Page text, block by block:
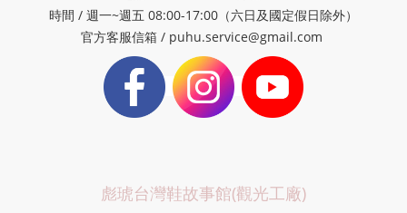
時間 / 週一~週五 08:00-17:00（六日及國定假日除外）
官方客服信箱 / puhu.service@gmail.com
彪琥台灣鞋故事館(觀光工廠)